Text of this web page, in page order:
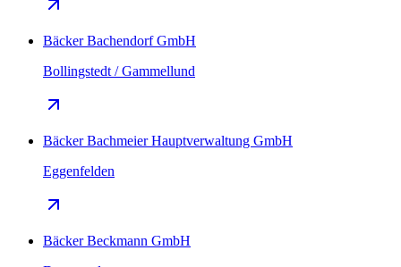
Bäcker Bachendorf GmbH
Bollingstedt / Gammellund
Bäcker Bachmeier Hauptverwaltung GmbH
Eggenfelden
Bäcker Beckmann GmbH